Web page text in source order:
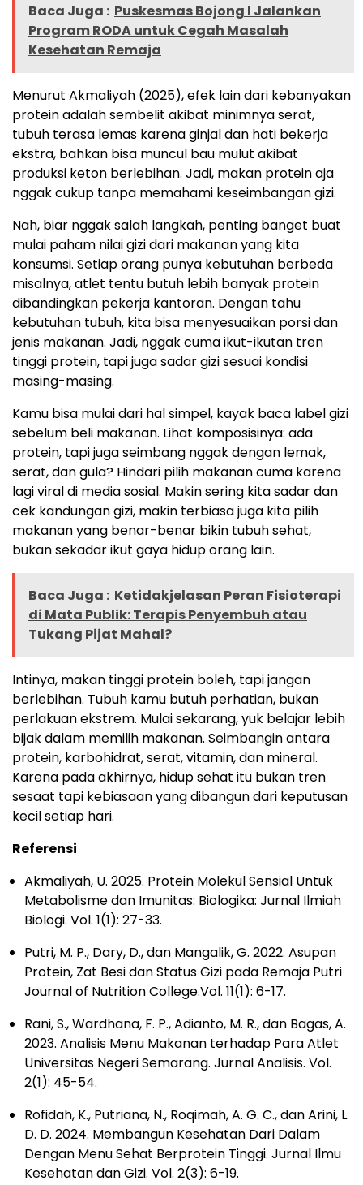
Baca Juga : Puskesmas Bojong I Jalankan
Program RODA untuk Cegah Masalah
Kesehatan Remaja
Menurut Akmaliyah (2025), efek lain dari kebanyakan
protein adalah sembelit akibat minimnya serat,
tubuh terasa lemas karena ginjal dan hati bekerja
ekstra, bahkan bisa muncul bau mulut akibat
produksi keton berlebihan. Jadi, makan protein aja
nggak cukup tanpa memahami keseimbangan gizi.
Nah, biar nggak salah langkah, penting banget buat
mulai paham nilai gizi dari makanan yang kita
konsumsi. Setiap orang punya kebutuhan berbeda
misalnya, atlet tentu butuh lebih banyak protein
dibandingkan pekerja kantoran. Dengan tahu
kebutuhan tubuh, kita bisa menyesuaikan porsi dan
jenis makanan. Jadi, nggak cuma ikut-ikutan tren
tinggi protein, tapi juga sadar gizi sesuai kondisi
masing-masing.
Kamu bisa mulai dari hal simpel, kayak baca label gizi
sebelum beli makanan. Lihat komposisinya: ada
protein, tapi juga seimbang nggak dengan lemak,
serat, dan gula? Hindari pilih makanan cuma karena
lagi viral di media sosial. Makin sering kita sadar dan
cek kandungan gizi, makin terbiasa juga kita pilih
makanan yang benar-benar bikin tubuh sehat,
bukan sekadar ikut gaya hidup orang lain.
Baca Juga : Ketidakjelasan Peran Fisioterapi
di Mata Publik: Terapis Penyembuh atau
Tukang Pijat Mahal?
Intinya, makan tinggi protein boleh, tapi jangan
berlebihan. Tubuh kamu butuh perhatian, bukan
perlakuan ekstrem. Mulai sekarang, yuk belajar lebih
bijak dalam memilih makanan. Seimbangin antara
protein, karbohidrat, serat, vitamin, dan mineral.
Karena pada akhirnya, hidup sehat itu bukan tren
sesaat tapi kebiasaan yang dibangun dari keputusan
kecil setiap hari.
Referensi
Akmaliyah, U. 2025. Protein Molekul Sensial Untuk
Metabolisme dan Imunitas: Biologika: Jurnal Ilmiah
Biologi. Vol. 1(1): 27-33.
Putri, M. P., Dary, D., dan Mangalik, G. 2022. Asupan
Protein, Zat Besi dan Status Gizi pada Remaja Putri
Journal of Nutrition College.Vol. 11(1): 6-17.
Rani, S., Wardhana, F. P., Adianto, M. R., dan Bagas, A.
2023. Analisis Menu Makanan terhadap Para Atlet
Universitas Negeri Semarang. Jurnal Analisis. Vol.
2(1): 45-54.
Rofidah, K., Putriana, N., Roqimah, A. G. C., dan Arini, L.
D. D. 2024. Membangun Kesehatan Dari Dalam
Dengan Menu Sehat Berprotein Tinggi. Jurnal Ilmu
Kesehatan dan Gizi. Vol. 2(3): 6-19.